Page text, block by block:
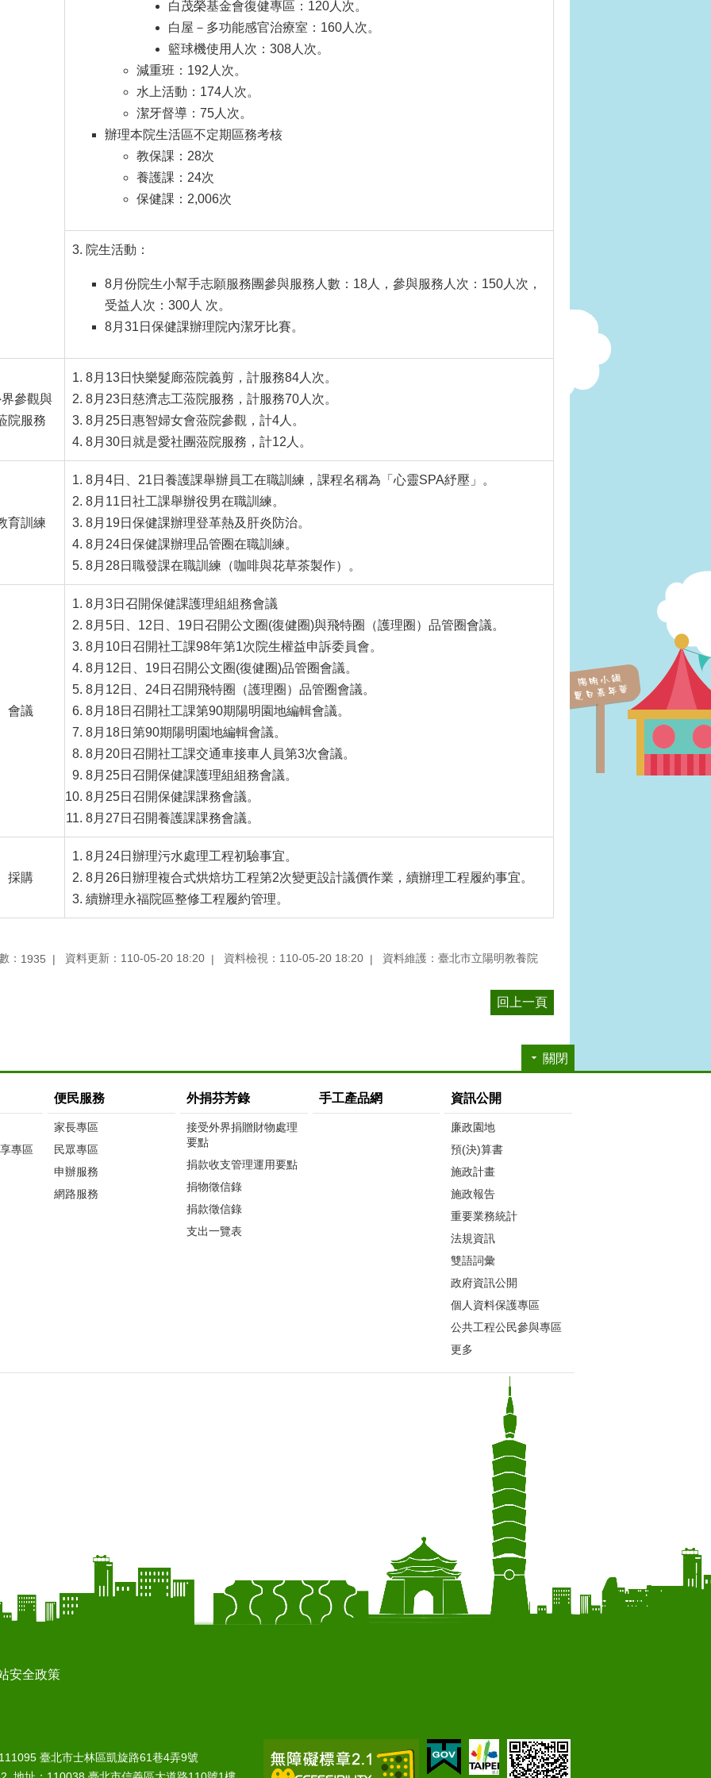
白茂榮基金會復健專區：120人次。
白屋－多功能感官治療室：160人次。
籃球機使用人次：308人次。
減重班：192人次。
水上活動：174人次。
潔牙督導：75人次。
辦理本院生活區不定期區務考核
教保課：28次
養護課：24次
保健課：2,006次
院生活動：
8月份院生小幫手志願服務團參與服務人數：18人，參與服務人次：150人次，
受益人次：300人 次。
8月31日保健課辦理院內潔牙比賽。
參觀與
院服務
8月13日快樂髮廊蒞院義剪，計服務84人次。
8月23日慈濟志工蒞院服務，計服務70人次。
8月25日惠智婦女會蒞院參觀，計4人。
8月30日就是愛社團蒞院服務，計12人。
育訓練
8月4日、21日養護課舉辦員工在職訓練，課程名稱為「心靈SPA紓壓」。
8月11日社工課舉辦役男在職訓練。
8月19日保健課辦理登革熱及肝炎防治。
8月24日保健課辦理品管圈在職訓練。
8月28日職發課在職訓練（咖啡與花草茶製作）。
會議
8月3日召開保健課護理組組務會議
8月5日、12日、19日召開公文圈(復健圈)與飛特圈（護理圈）品管圈會議。
8月10日召開社工課98年第1次院生權益申訴委員會。
8月12日、19日召開公文圈(復健圈)品管圈會議。
8月12日、24日召開飛特圈（護理圈）品管圈會議。
8月18日召開社工課第90期陽明園地編輯會議。
8月18日第90期陽明園地編輯會議。
8月20日召開社工課交通車接車人員第3次會議。
8月25日召開保健課護理組組務會議。
8月25日召開保健課課務會議。
8月27日召開養護課課務會議。
採購
8月24日辦理污水處理工程初驗事宜。
8月26日辦理複合式烘焙坊工程第2次變更設計議價作業，續辦理工程履約事宜。
續辦理永福院區整修工程履約管理。
： 1935 資料更新：110-05-20 18:20 資料檢視：110-05-20 18:20 資料維護：臺北市立陽明教養院
回上一頁
關閉
專區
便民服務
家長專區
民眾專區
申辦服務
網路服務
外捐芬芳錄
接受外界捐贈財物處理
要點
捐款收支管理運用要點
捐物徵信錄
捐款徵信錄
支出一覽表
手工產品網 資訊公開
廉政園地
預(決)算書
施政計畫
施政報告
重要業務統計
法規資訊
雙語詞彙
政府資訊公開
個人資料保護專區
公共工程公民參與專區
更多
安全政策
臺北市士林區凱旋路61巷4弄9號